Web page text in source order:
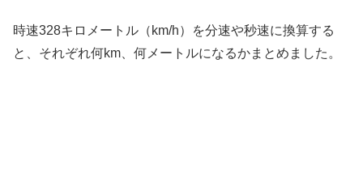
時速328キロメートル（km/h）を分速や秒速に換算する
と、それぞれ何km、何メートルになるかまとめました。